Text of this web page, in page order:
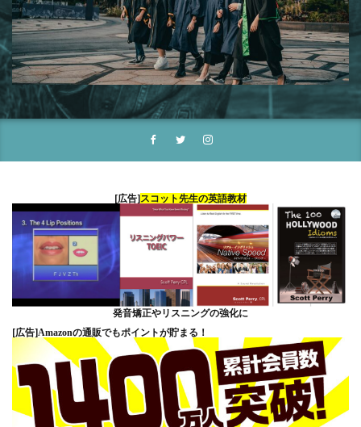
[広告]スコット先生の英語教材
発音矯正やリスニングの強化に
[広告]Amazonの通販でもポイントが貯まる！